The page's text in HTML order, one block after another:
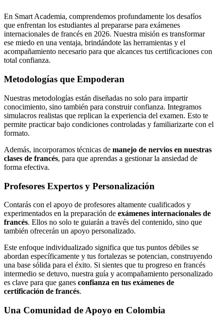
En Smart Academia, comprendemos profundamente los desafíos
que enfrentan los estudiantes al prepararse para exámenes
internacionales de francés en 2026. Nuestra misión es transformar
ese miedo en una ventaja, brindándote las herramientas y el
acompañamiento necesario para que alcances tus certificaciones con
total confianza.
Metodologías que Empoderan
Nuestras metodologías están diseñadas no solo para impartir
conocimiento, sino también para construir confianza. Integramos
simulacros realistas que replican la experiencia del examen. Esto te
permite practicar bajo condiciones controladas y familiarizarte con el
formato.
Además, incorporamos técnicas de manejo de nervios en nuestras
clases de francés, para que aprendas a gestionar la ansiedad de
forma efectiva.
Profesores Expertos y Personalización
Contarás con el apoyo de profesores altamente cualificados y
experimentados en la preparación de exámenes internacionales de
francés. Ellos no solo te guiarán a través del contenido, sino que
también ofrecerán un apoyo personalizado.
Este enfoque individualizado significa que tus puntos débiles se
abordan específicamente y tus fortalezas se potencian, construyendo
una base sólida para el éxito. Si sientes que tu progreso en francés
intermedio se detuvo, nuestra guía y acompañamiento personalizado
es clave para que ganes confianza en tus exámenes de
certificación de francés.
Una Comunidad de Apoyo en Colombia